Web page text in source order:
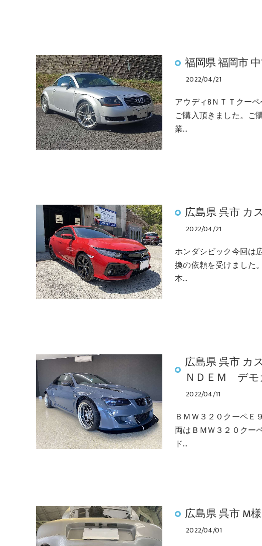
福岡県 福岡市
2022/04/21
アウディ8ＮＴＴクー
ご購入頂きました。ご
業…
広島県 呉市
2022/04/21
ホンダシビック今回は
換の依頼を受けました
本…
広島県 呉市 カ
ＮＤＥＭ デモ
2022/04/11
ＢＭＷ３２０クーペＥ
両はＢＭＷ３２０クー
ド…
広島県 呉市
2022/04/01